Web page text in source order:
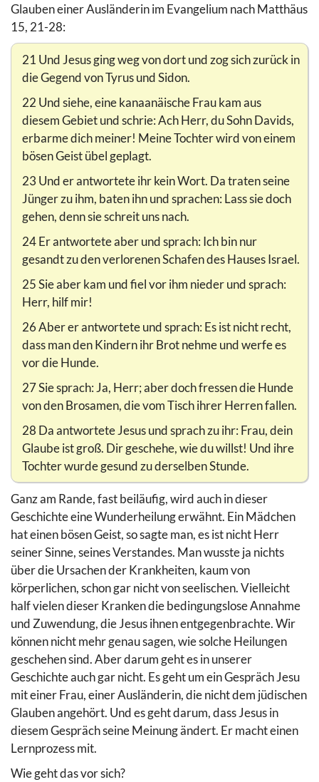
Glauben einer Ausländerin im Evangelium nach Matthäus
15, 21-28:
21 Und Jesus ging weg von dort und zog sich zurück in
die Gegend von Tyrus und Sidon.
22 Und siehe, eine kanaanäische Frau kam aus
diesem Gebiet und schrie: Ach Herr, du Sohn Davids,
erbarme dich meiner! Meine Tochter wird von einem
bösen Geist übel geplagt.
23 Und er antwortete ihr kein Wort. Da traten seine
Jünger zu ihm, baten ihn und sprachen: Lass sie doch
gehen, denn sie schreit uns nach.
24 Er antwortete aber und sprach: Ich bin nur
gesandt zu den verlorenen Schafen des Hauses Israel.
25 Sie aber kam und fiel vor ihm nieder und sprach:
Herr, hilf mir!
26 Aber er antwortete und sprach: Es ist nicht recht,
dass man den Kindern ihr Brot nehme und werfe es
vor die Hunde.
27 Sie sprach: Ja, Herr; aber doch fressen die Hunde
von den Brosamen, die vom Tisch ihrer Herren fallen.
28 Da antwortete Jesus und sprach zu ihr: Frau, dein
Glaube ist groß. Dir geschehe, wie du willst! Und ihre
Tochter wurde gesund zu derselben Stunde.
Ganz am Rande, fast beiläufig, wird auch in dieser
Geschichte eine Wunderheilung erwähnt. Ein Mädchen
hat einen bösen Geist, so sagte man, es ist nicht Herr
seiner Sinne, seines Verstandes. Man wusste ja nichts
über die Ursachen der Krankheiten, kaum von
körperlichen, schon gar nicht von seelischen. Vielleicht
half vielen dieser Kranken die bedingungslose Annahme
und Zuwendung, die Jesus ihnen entgegenbrachte. Wir
können nicht mehr genau sagen, wie solche Heilungen
geschehen sind. Aber darum geht es in unserer
Geschichte auch gar nicht. Es geht um ein Gespräch Jesu
mit einer Frau, einer Ausländerin, die nicht dem jüdischen
Glauben angehört. Und es geht darum, dass Jesus in
diesem Gespräch seine Meinung ändert. Er macht einen
Lernprozess mit.
Wie geht das vor sich?